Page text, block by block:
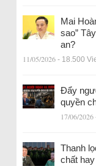
Mai
sao”
an?
11/05/2026 - 18.500
Đẩy
quyền
17/06/2026
Thanh
chất